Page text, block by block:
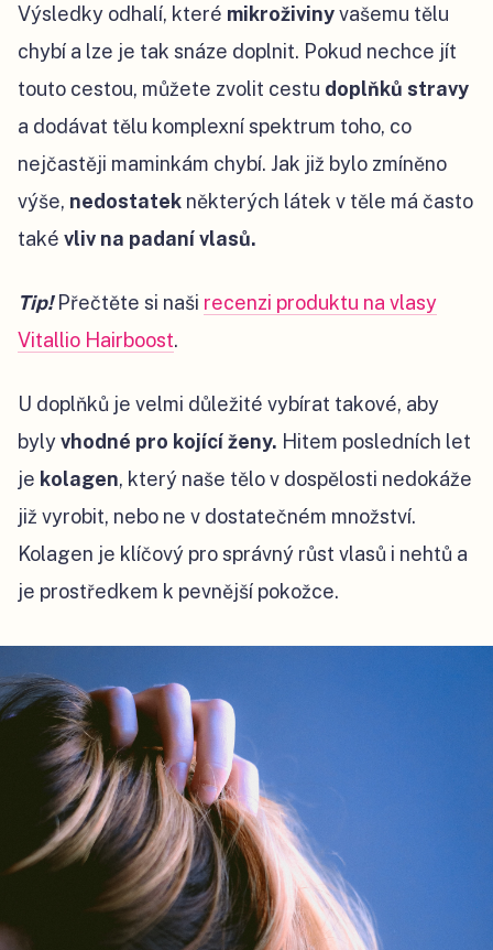
Výsledky odhalí, které mikroživinyvašemu tělu
chybí a lze je tak snáze doplnit. Pokud nechce jít
touto cestou, můžete zvolit cestu doplňků stravy
a dodávat tělu komplexní spektrum toho, co
nejčastěji maminkám chybí. Jak již bylo zmíněno
výše, nedostatek některých látek v těle má často
také vliv na padaní vlasů.
Tip!Přečtěte si naši recenzi produktu na vlasy
Vitallio Hairboost.
U doplňků je velmi důležité vybírat takové, aby
bylyvhodné pro kojící ženy. Hitem posledních let
je kolagen, který naše tělo v dospělosti nedokáže
již vyrobit, nebo ne v dostatečném množství.
Kolagen je klíčový pro správný růst vlasů i nehtů a
je prostředkem k pevnější pokožce.